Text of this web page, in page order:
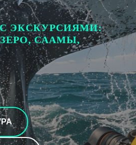
ЭКСКУРСИЯМИ:
СААМЫ,